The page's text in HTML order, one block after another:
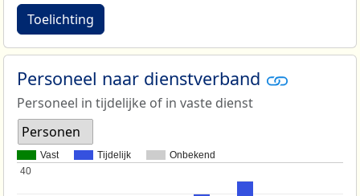
Toelichting
Personeel naar dienstverband
Personeel in tijdelijke of in vaste dienst
Personen
Vast Tijdelijk Onbekend
40
40